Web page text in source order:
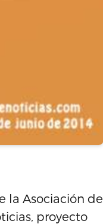
la Asociación de
proyecto